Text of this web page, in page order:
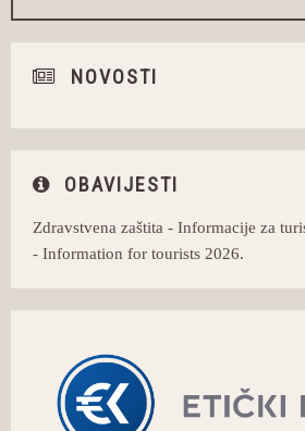
NOVOSTI
OBAVIJESTI
Zdravstvena zaštita - Informacije za
- Information for tourists 2026.